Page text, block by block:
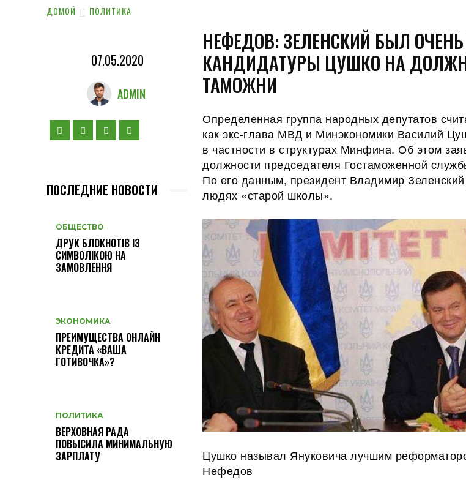
ДОМОЙ ПОЛИТИКА
07.05.2020
ADMIN
ПОСЛЕДНИЕ НОВОСТИ
ОБЩЕСТВО
ДРУК БЛОКНОТІВ ІЗ
СИМВОЛІКОЮ НА
ЗАМОВЛЕННЯ
ЭКОНОМИКА
ПРЕИМУЩЕСТВА ОНЛАЙН
КРЕДИТА «ВАША
ГОТИВОЧКА»?
ПОЛИТИКА
ВЕРХОВНАЯ РАДА
ПОВЫСИЛА МИНИМАЛЬНУЮ
ЗАРПЛАТУ
НЕФЕДОВ: ЗЕЛЕНСКИЙ БЫЛ
КАНДИДАТУРЫ ЦУШКО НА
ТАМОЖНИ
Определенная группа народных депутатов
как экс-глава МВД и Минэкономики Василий
в частности в структурах Минфина. Об этом
должности председателя Гостаможенной
По его данным, президент Владимир
людях «старой школы».
Цушко называл Януковича лучшим
Нефедов